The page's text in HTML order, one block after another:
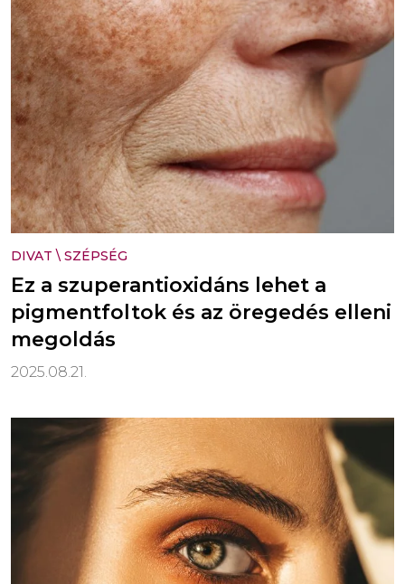
DIVAT \ SZÉPSÉG
Ez a szuperantioxidáns lehet a
pigmentfoltok és az öregedés elleni
megoldás
2025.08.21.